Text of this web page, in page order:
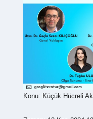
Konu: Küçük Hücreli